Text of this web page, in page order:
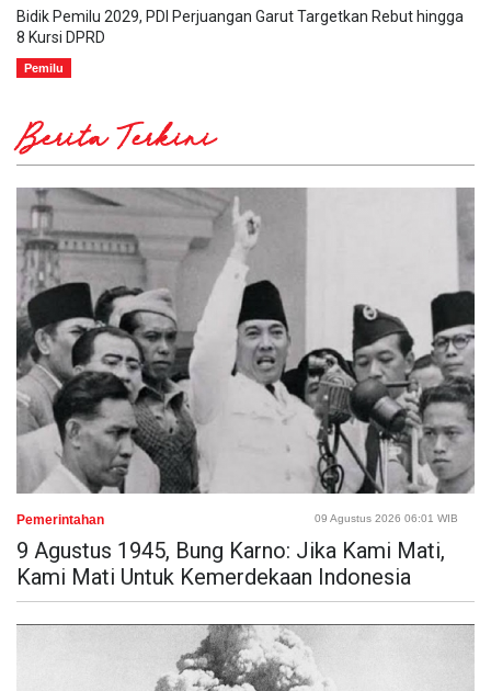
Bidik Pemilu 2029, PDI Perjuangan Garut Targetkan Rebut hingga
8 Kursi DPRD
Pemilu
Berita Terkini
Pemerintahan 09 Agustus 2026 06:01 WIB
9 Agustus 1945, Bung Karno: Jika Kami Mati,
Kami Mati Untuk Kemerdekaan Indonesia